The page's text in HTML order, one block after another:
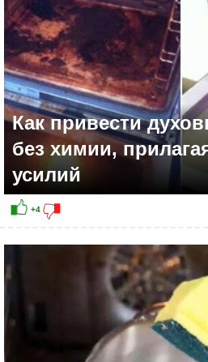
Как привести
без химии,
усилий